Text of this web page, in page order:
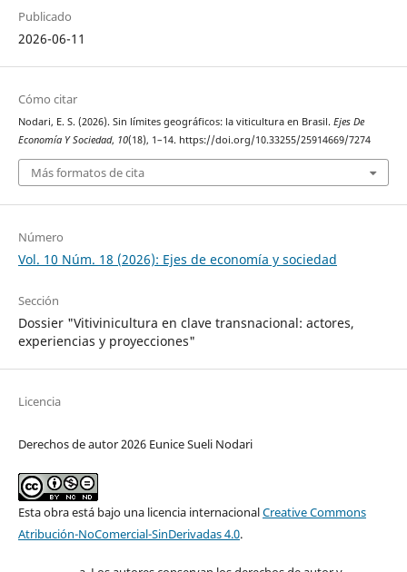
Publicado
2026-06-11
Cómo citar
Nodari, E. S. (2026). Sin límites geográficos: la viticultura en Brasil. Ejes De
Economía Y Sociedad, 10(18), 1–14. https://doi.org/10.33255/25914669/7274
Más formatos de cita
Número
Vol. 10 Núm. 18 (2026): Ejes de economía y sociedad
Sección
Dossier "Vitivinicultura en clave transnacional: actores,
experiencias y proyecciones"
Licencia
Derechos de autor 2026 Eunice Sueli Nodari
Esta obra está bajo una licencia internacionalCreative Commons
Atribución-NoComercial-SinDerivadas 4.0.